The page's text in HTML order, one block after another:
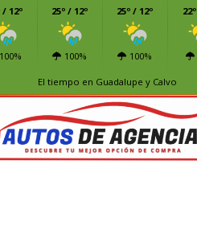
/ 12º
100%
25º / 12º
100%
25º / 12º
100%
El tiempo en Guadalupe y Calvo